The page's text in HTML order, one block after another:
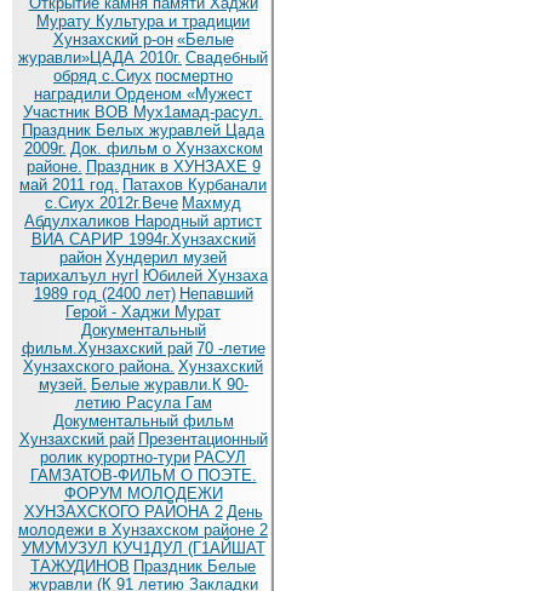
Мурату Культура и традиции
Хунзахский р-он «Белые
журавли»ЦАДА 2010г. Cвадебный
обряд c.Сиух посмертно
наградили Орденом «Мужест
Участник ВОВ Мух1амад-расул.
Праздник Белых журавлей Цада
2009г. Док. фильм о Хунзахском
районе. Праздник в ХУНЗАХЕ 9
май 2011 год. Патахов Курбанали
с.Сиух 2012г.Вече Махмуд
Абдулхаликов Народный артист
ВИА САРИР 1994г.Хунзахский
район Хундерил музей
тарихалъул нугI Юбилей Хунзаха
1989 год (2400 лет) Непавший
Герой - Хаджи Мурат
Документальный
фильм.Хунзахский рай 70 -летие
Хунзахского района. Хунзахский
музей. Белые журавли.К 90-
летию Расула Гам
Документальный фильм
Хунзахский рай Презентационный
ролик курортно-тури РАСУЛ
ГАМЗАТОВ-ФИЛЬМ О ПОЭТЕ.
ФОРУМ МОЛОДЕЖИ
ХУНЗАХСКОГО РАЙОНА 2 День
молодежи в Хунзахском районе 2
УМУМУЗУЛ КУЧ1ДУЛ (Г1АЙШАТ
ТАЖУДИНОВ Праздник Белые
журавли (К 91 летию Закладки